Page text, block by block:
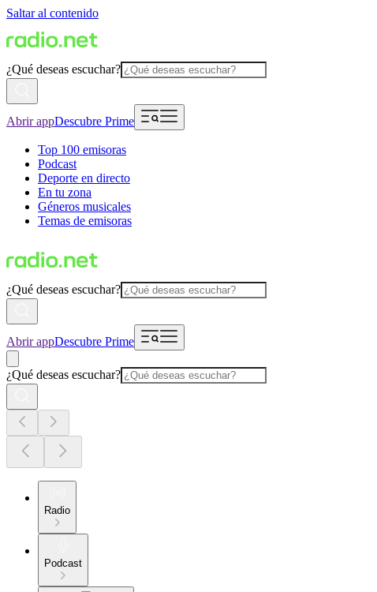
Saltar al contenido
¿Qué deseas escuchar?
Abrir appDescubre Prime
Top 100 emisoras
Podcast
Deporte en directo
En tu zona
Géneros musicales
Temas de emisoras
¿Qué deseas escuchar?
Abrir appDescubre Prime
¿Qué deseas escuchar?
Radio
Podcast